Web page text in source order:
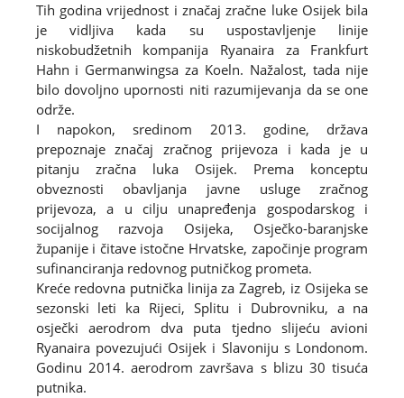
Tih godina vrijednost i značaj zračne luke Osijek bila
je vidljiva kada su uspostavljenje linije
niskobudžetnih kompanija Ryanaira za Frankfurt
Hahn i Germanwingsa za Koeln. Nažalost, tada nije
bilo dovoljno upornosti niti razumijevanja da se one
održe.
I napokon, sredinom 2013. godine, država
prepoznaje značaj zračnog prijevoza i kada je u
pitanju zračna luka Osijek. Prema konceptu
obveznosti obavljanja javne usluge zračnog
prijevoza, a u cilju unapređenja gospodarskog i
socijalnog razvoja Osijeka, Osječko-baranjske
županije i čitave istočne Hrvatske, započinje program
sufinanciranja redovnog putničkog prometa.
Kreće redovna putnička linija za Zagreb, iz Osijeka se
sezonski leti ka Rijeci, Splitu i Dubrovniku, a na
osječki aerodrom dva puta tjedno slijeću avioni
Ryanaira povezujući Osijek i Slavoniju s Londonom.
Godinu 2014. aerodrom završava s blizu 30 tisuća
putnika.